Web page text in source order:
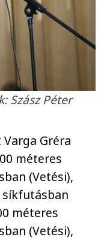
Szász Péter
Gréra
méteres
(Vetési),
méteres
(Vetési),